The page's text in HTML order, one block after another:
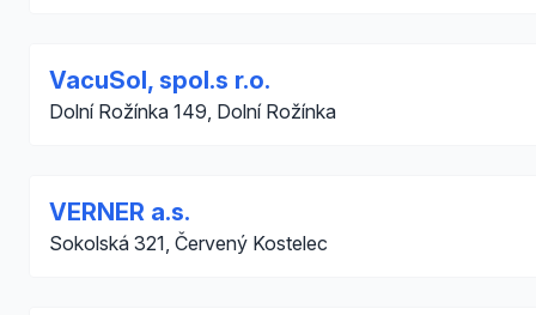
VacuSol, spol.s r.o.
Dolní Rožínka 149, Dolní Rožínka
VERNER a.s.
Sokolská 321, Červený Kostelec